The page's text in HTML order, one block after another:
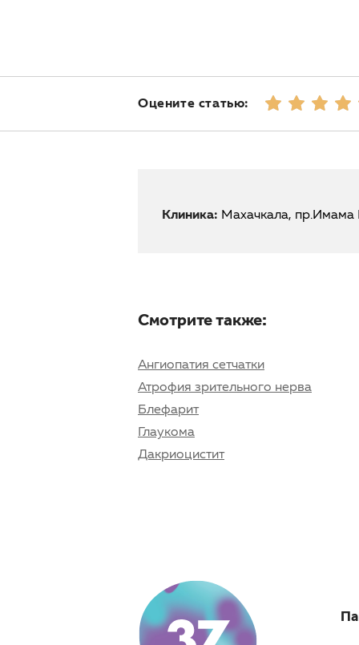
Оцените статью:
Клиника: Махачкала,
Смотрите также:
Ангиопатия сетчатки
Атрофия зрительного нерва
Блефарит
Глаукома
Дакриоцистит